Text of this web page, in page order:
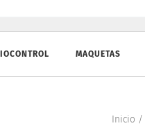
MAQUETAS
Inicio /